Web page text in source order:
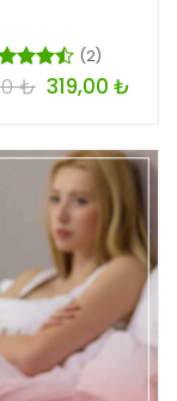
(2)
₺ 319,00₺